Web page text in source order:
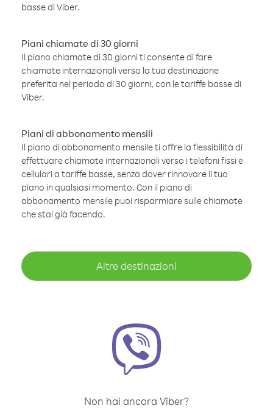
basse di Viber.
Piani chiamate di 30 giorni
Il piano chiamate di 30 giorni ti consente di fare
chiamate internazionali verso la tua destinazione
preferita nel periodo di 30 giorni, con le tariffe basse di
Viber.
Piani di abbonamento mensili
Il piano di abbonamento mensile ti offre la flessibilità di
effettuare chiamate internazionali verso i telefoni fissi e
cellulari a tariffe basse, senza dover rinnovare il tuo
piano in qualsiasi momento. Con il piano di
abbonamento mensile puoi risparmiare sulle chiamate
che stai già facendo.
Altre destinazioni
Non hai ancora Viber?